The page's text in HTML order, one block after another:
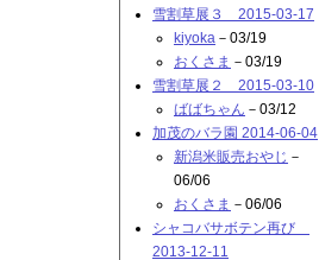
雪割草展３ 2015-03-17
kiyoka －03/19
おくさま －03/19
雪割草展２ 2015-03-10
ばばちゃん －03/12
加茂のバラ園 2014-06-04
新潟米販売おやじ －
06/06
おくさま －06/06
シャコバサボテン再び
2013-12-11